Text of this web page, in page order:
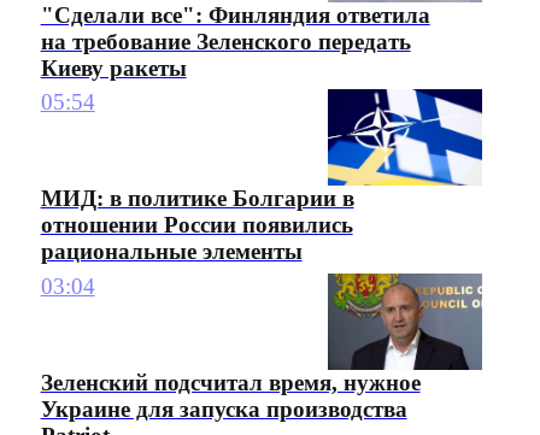
"Сделали все": Финляндия ответила
на требование Зеленского передать
Киеву ракеты
05:54
МИД: в политике Болгарии в
отношении России появились
рациональные элементы
03:04
Зеленский подсчитал время, нужное
Украине для запуска производства